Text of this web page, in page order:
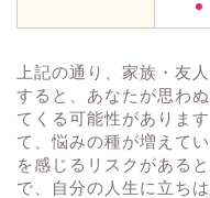
上記の通り、家族・友
すると、あなたが思わ
てくる可能性がありま
て、悩みの種が増えて
を感じるリスクがある
で、自分の人生に立ち